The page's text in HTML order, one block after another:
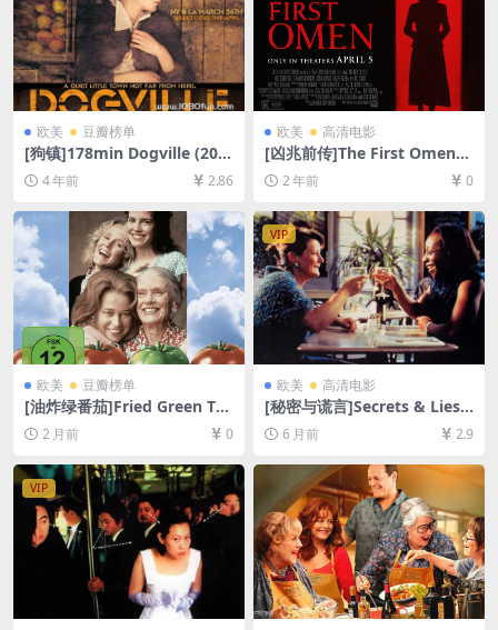
欧美 豆瓣榜单
[狗镇]178min Dogville (200
3)[百度网盘+迅雷云盘资源10
80P超清未删减][MP4/11GB]
4 年前 2.86
欧美 高清电影
[凶兆前传]The First Omen
(2024)[百度网盘+夸克网盘10
80P超清未删减资源][网盘在
英字幕]
2 年前 0
欧美 豆瓣榜单
[油炸绿番茄]Fried Green To
matoes (1991)[百度网盘+夸
克网盘1080P超清未删减资源]
[网盘在线播放/下载][MP4/8.
8GB][中英字幕]
2 月前 0
VIP
欧美 高清电影
[秘密与谎言]Secrets & Lies
(1996)[百度网盘+夸克网盘10
80P超清未删减资源][网盘在
线播放/下载][MP4/9.8GB][中
文字幕]
6 月前 2.9
VIP